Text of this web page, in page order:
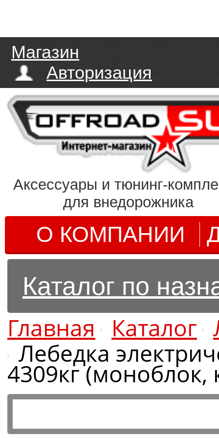
Магазин
Авторизация
Аксессуары и тюнинг-
для внедорожника
О КОМПАНИИ
Каталог по
Главная Каталог
Лебедка
4309кг (моноблок,